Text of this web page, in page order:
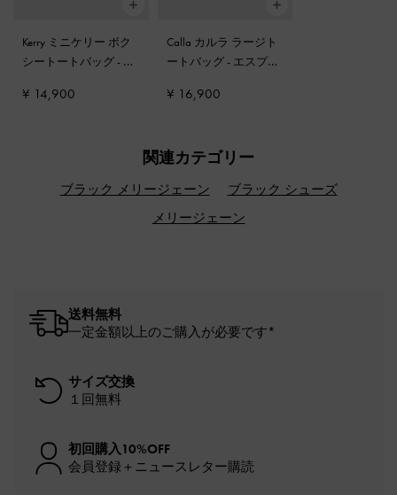
Kerry ミニケリー ボク
シートートバッグ- ブ
¥ 14,900
Calla カルラ ラージト
ートバッグ- エスプレ
¥ 16,900
関連カテゴリー
ブラック メリージェーン
ブラック シューズ
メリージェーン
送料無料
一定金額以上のご購入が必要です*
サイズ交換
１回無料
初回購入10%OFF
会員登録＋ニュースレター購読